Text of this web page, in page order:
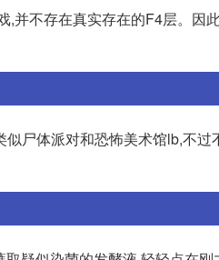
,并不存在真实存在的F4层。因
尸体派对和恐怖美术馆lb,不过